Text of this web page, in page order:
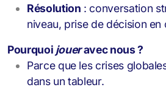
Résolution : conversation
niveau, prise de décision
Pourquoi joueravec nous ?
Parce que les crises
dans un tableur.